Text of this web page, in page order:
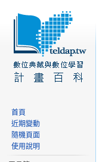
首頁
近期變動
隨機頁面
使用說明